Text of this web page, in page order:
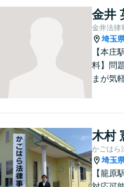
金井
金井法律
埼玉
【本庄
料】問
まが気
／休日
な立場
正確に
相談く
木村
かごはら
埼玉
【籠原